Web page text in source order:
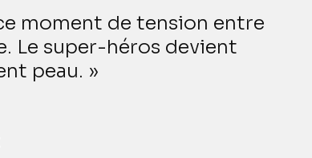
moment de tension entre
Le super-héros devient
peau. »